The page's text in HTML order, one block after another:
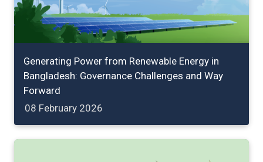
Generating Power from Renewable Energy in
Bangladesh: Governance Challenges and Way
Forward
08 February 2026